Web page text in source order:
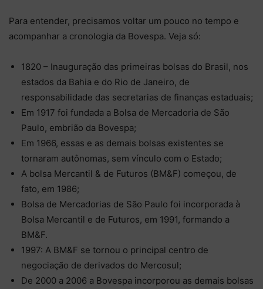
Para entender, precisamos voltar um pouco no tempo e
acompanhar a cronologia da Bovespa. Veja só:
1820 – Inauguração das primeiras bolsas do Brasil, nos
estados da Bahia e do Rio de Janeiro, de
responsabilidade das secretarias de finanças estaduais;
Em 1917 foi fundada a Bolsa de Mercadoria de São
Paulo, embrião da Bovespa;
Em 1966, essas e as demais bolsas existentes se
tornaram autônomas, sem vínculo com o Estado;
A bolsa Mercantil & de Futuros (BM&F) começou, de
fato, em 1986;
Bolsa de Mercadorias de São Paulo foi incorporada à
Bolsa Mercantil e de Futuros, em 1991, formando a
BM&F.
1997: A BM&F se tornou o principal centro de
negociação de derivados do Mercosul;
De 2000 a 2006 a Bovespa incorporou as demais bolsas